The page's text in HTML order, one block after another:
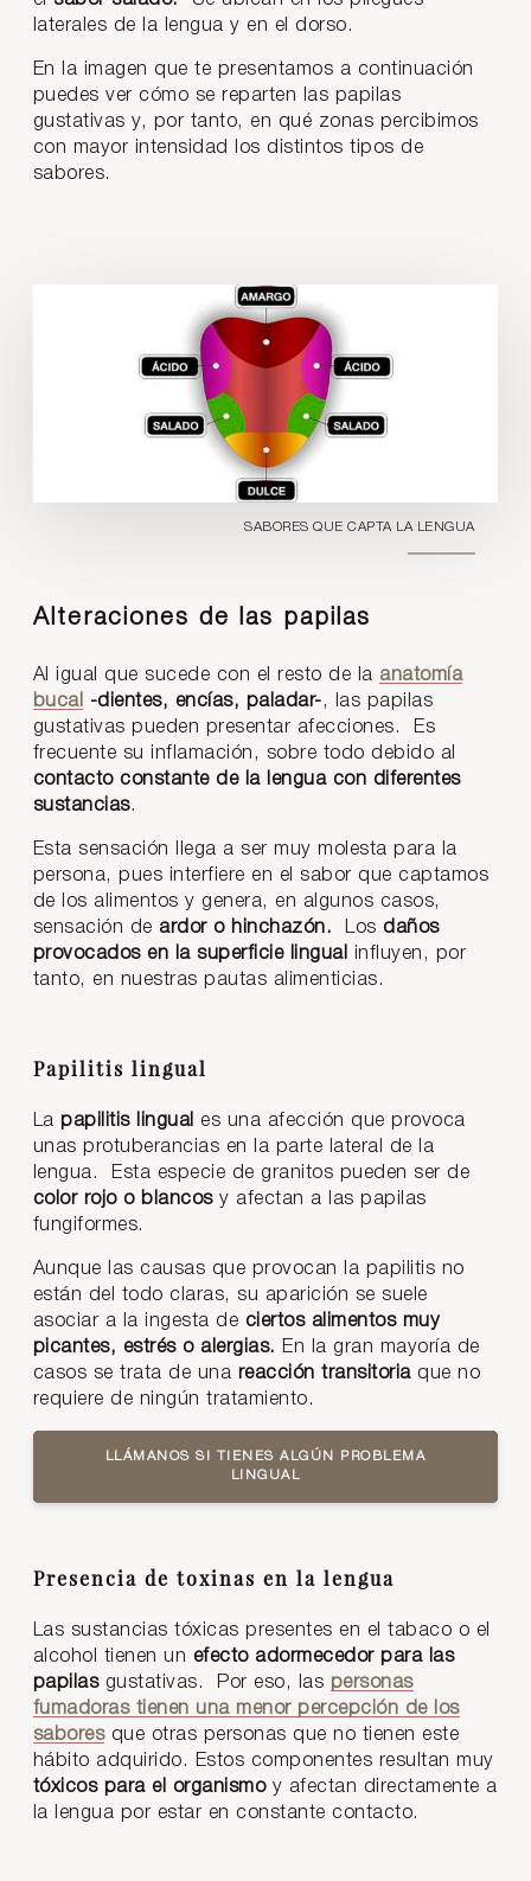
laterales de la lengua y en el dorso.
En la imagen que te presentamos a continuación
puedes ver cómo se reparten las papilas
gustativas y, por tanto, en qué zonas percibimos
con mayor intensidad los distintos tipos de
sabores.
SABORES QUE CAPTA LA LENGUA
Alteraciones de las papilas
Al igual que sucede con el resto de la anatomía
bucal
-dientes, encías, paladar-, las papilas
gustativas pueden presentar afecciones. Es
frecuente su inflamación, sobre todo debido al
contacto constante de la lengua con diferentes
sustancias.
Esta sensación llega a ser muy molesta para la
persona, pues interfiere en el sabor que captamos
de los alimentos y genera, en algunos casos,
sensación de ardor o hinchazón. Los daños
provocados en la superficie lingual influyen, por
tanto, en nuestras pautas alimenticias.
Papilitis lingual
La papilitis lingual es una afección que provoca
unas protuberancias en la parte lateral de la
lengua. Esta especie de granitos pueden ser de
color rojo o blancosy afectan a las papilas
fungiformes.
Aunque las causas que provocan la papilitis no
están del todo claras, su aparición se suele
asociar a la ingesta de ciertos alimentos muy
picantes, estrés o alergias. En la gran mayoría de
casos se trata de una reacción transitoriaque no
requiere de ningún tratamiento.
LLÁMANOS SI TIENES ALGÚN PROBLEMA
LINGUAL
Presencia de toxinas en la lengua
Las sustancias tóxicas presentes en el tabaco o el
alcohol tienen un efecto adormecedor para las
papilasgustativas. Por eso, las personas
fumadoras tienen una menor percepción de los
saboresque otras personas que no tienen este
hábito adquirido. Estos componentes resultan muy
tóxicos para el organismo y afectan directamente a
la lengua por estar en constante contacto.